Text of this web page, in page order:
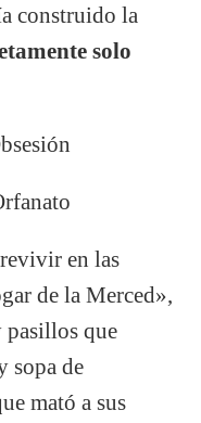
construido la
solo
en las
de la Merced»,
pasillos que
sopa de
mató a sus